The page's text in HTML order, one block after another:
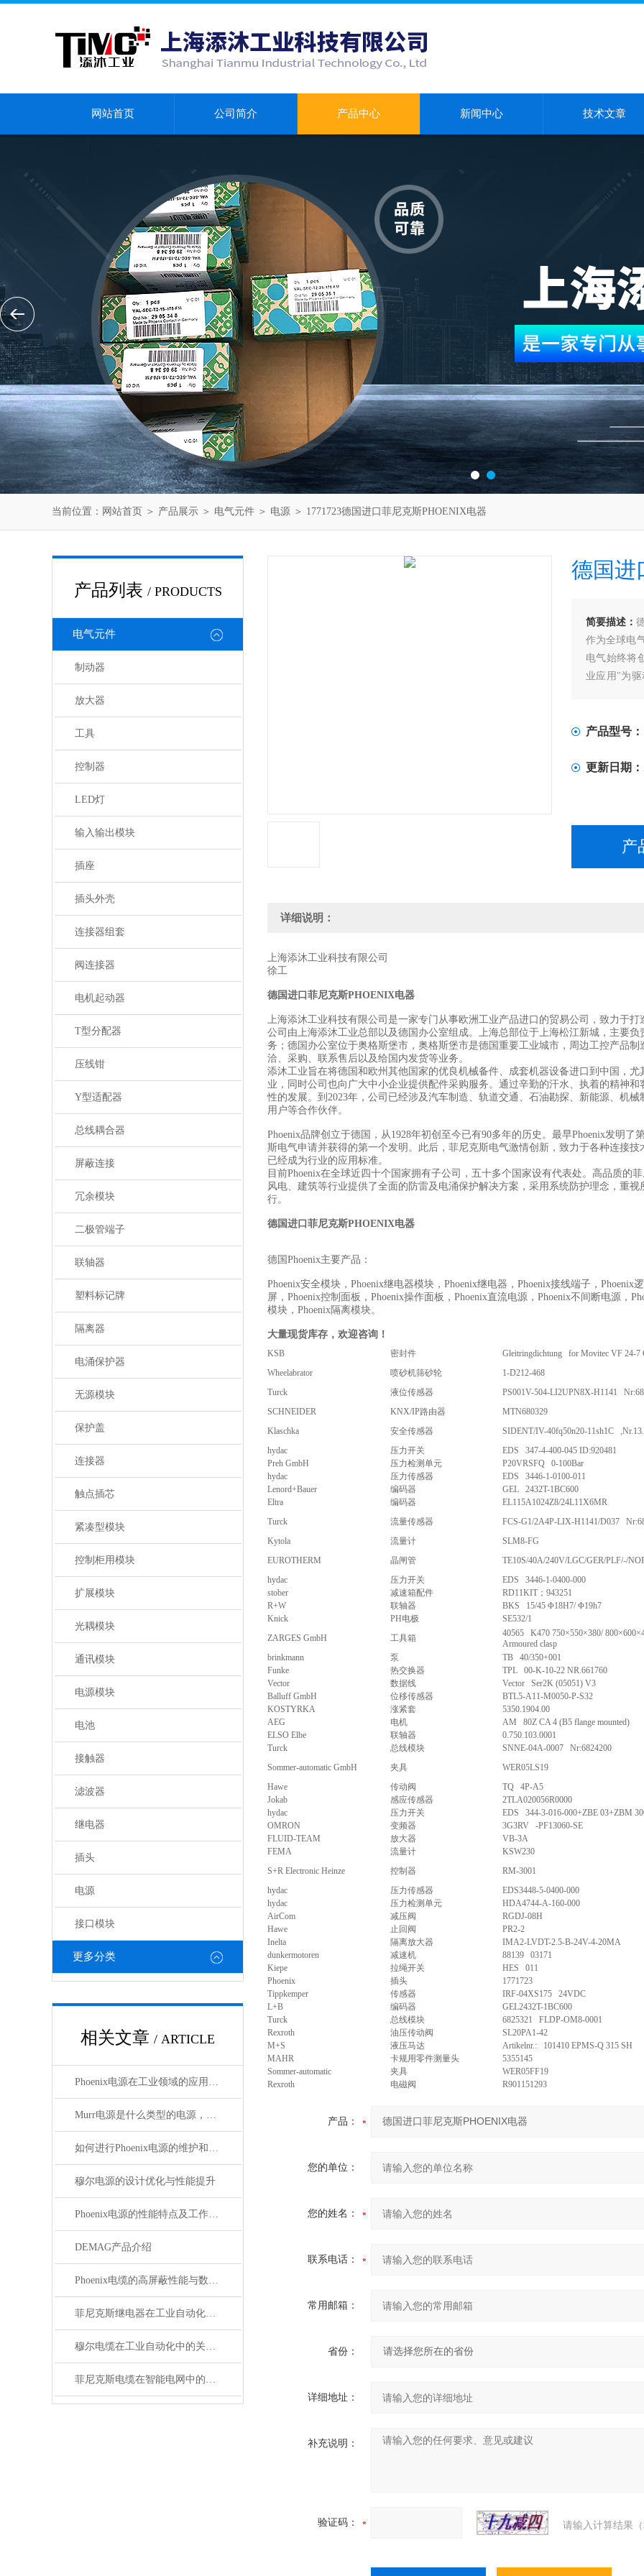
网站首页 公司简介 产品中心 新闻中心 技术文章
当前位置： 网站首页 ＞ 产品展示 ＞ 电气元件 ＞ 电源 ＞ 1771723德国进口菲尼克斯PHOENIX电器
产品列表 / PRODUCTS
电气元件
制动器
放大器
工具
控制器
LED灯
输入输出模块
插座
插头外壳
连接器组套
阀连接器
电机起动器
T型分配器
压线钳
Y型适配器
总线耦合器
屏蔽连接
冗余模块
二极管端子
联轴器
塑料标记牌
隔离器
电涌保护器
无源模块
保护盖
连接器
触点插芯
紧凑型模块
控制柜用模块
扩展模块
光耦模块
通讯模块
电源模块
电池
接触器
滤波器
继电器
插头
电源
接口模块
更多分类
相关文章 / ARTICLE
Phoenix电源在工业领域的应用与优势
Murr电源是什么类型的电源，主要用于哪些领域？
如何进行Phoenix电源的维护和保养？
穆尔电源的设计优化与性能提升
Phoenix电源的性能特点及工作温度分析
DEMAG产品介绍
Phoenix电缆的高屏蔽性能与数据传输优势
菲尼克斯继电器在工业自动化中的作用
穆尔电缆在工业自动化中的关键角色
菲尼克斯电缆在智能电网中的应用
德国进
简要描述：
作为全球电
电气始终将
业应用"为
产品型号：
更新日期：
产
详细说明：
上海添沐工业科技有限公司
徐工
德国进口菲尼克斯PHOENIX电器
上海添沐工业科技有限公司是一家专门从事欧洲工业产品进口的贸易公司，致力于打
公司由上海添沐工业总部以及德国办公室组成。上海总部位于上海松江新城，主要
务；德国办公室位于奥格斯堡市，奥格斯堡市是德国重要工业城市，周边工控产品
洽、采购、联系售后以及给国内发货等业务。
添沐工业旨在将德国和欧州其他国家的优良机械备件、成套机器设备进口到中国，
业，同时公司也向广大中小企业提供配件采购服务。通过辛勤的汗水、执着的精神
性的发展。到2023年，公司已经涉及汽车制造、轨道交通、石油勘探、新能源、机
用户等合作伙伴。
Phoenix品牌创立于德国，从1928年初创至今已有90多年的历史。最早Phoenix发明
斯电气申请并获得的第一个发明。此后，菲尼克斯电气激情创新，致力于各种连接
已经成为行业的应用标准。
目前Phoenix在全球近四十个国家拥有子公司，五十多个国家设有代表处。高品质的
风电、建筑等行业提供了全面的防雷及电涌保护解决方案，采用系统防护理念，重
行。
德国进口菲尼克斯PHOENIX电器
德国Phoenix主要产品：
Phoenix安全模块，Phoenix继电器模块，Phoenix继电器，Phoenix接线端子，Phoenix
屏，Phoenix控制面板，Phoenix操作面板，Phoenix直流电源，Phoenix不间断电源，
模块，Phoenix隔离模块。
大量现货库存，欢迎咨询！
KSB 密封件
Gleitringdichtung for Movitec VF 24-7
Wheelabrator
喷砂机筛砂轮
1-D212-468
Turck
液位传感器
PS001V-504-LI2UPN8X-H1141
SCHNEIDER
KNX/IP路由器
MTN680329
Klaschka
安全传感器
SIDENT/IV-40fq50n20-11sh1C
hydac
压力开关
EDS 347-4-400-045 ID:920481
Preh GmbH
压力检测单元
P20VRSFQ 0-100Bar
hydac
压力传感器
EDS 3446-1-0100-011
Lenord+Bauer
编码器
GEL 2432T-1BC600
Eltra
编码器
EL115A1024Z8/24L11X6MR
Turck
流量传感器
FCS-G1/2A4P-LIX-H1141/D037
Kytola
流量计
SLM8-FG
EUROTHERM
晶闸管
TE10S/40A/240V/LGC/GER/PLF/-/
hydac
压力开关
EDS 3446-1-0400-000
stober
减速箱配件
RD11KIT；943251
R+W
联轴器
BKS 15/45 Φ18H7/ Φ19h7
Knick
PH电极
SE532/1
ZARGES GmbH
工具箱
40565 K470 750×550×380/
Armoured clasp
brinkmann
泵
TB 40/350+001
Funke
热交换器
TPL 00-K-10-22 NR.661760
Vector
数据线
Vector Ser2K (05051) V3
Balluff GmbH
位移传感器
BTL5-A11-M0050-P-S32
KOSTYRKA
涨紧套
5350.1904.00
AEG
电机
AM 80Z CA 4 (B5 flange mounted)
ELSO Elbe
联轴器
0.750.103.0001
Turck
总线模块
SNNE-04A-0007 Nr:6824200
Sommer-automatic GmbH
夹具
WER05LS19
Hawe
传动阀
TQ 4P-A5
Jokab
感应传感器
2TLA020056R0000
hydac
压力开关
EDS 344-3-016-000+ZBE 03+ZBM
OMRON
变频器
3G3RV -PF13060-SE
FLUID-TEAM
放大器
VB-3A
FEMA
流量计
KSW230
S+R Electronic Heinze
控制器
RM-3001
hydac
压力传感器
EDS3448-5-0400-000
hydac
压力检测单元
HDA4744-A-160-000
AirCom
减压阀
RGDJ-08H
Hawe
止回阀
PR2-2
Inelta
隔离放大器
IMA2-LVDT-2.5-B-24V-4-20MA
dunkermotoren
减速机
88139 03171
Kiepe
拉绳开关
HES 011
Phoenix
插头
1771723
Tippkemper
传感器
IRF-04XS175 24VDC
L+B
编码器
GEL2432T-1BC600
Turck
总线模块
6825321 FLDP-OM8-0001
Rexroth
油压传动阀
SL20PA1-42
M+S
液压马达
Artikelnr.: 101410 EPMS-Q 315 SH
MAHR
卡规用零件测量头
5355145
Sommer-automatic
夹具
WER05FF19
Rexroth
电磁阀 R901151293
产品：
您的单位：
您的姓名：
联系电话：
常用邮箱：
省份：
详细地址：
补充说明：
验证码： 请输入计算结果